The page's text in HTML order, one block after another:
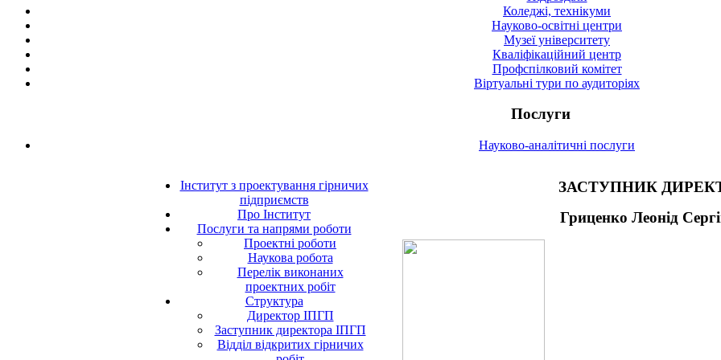
Коледжі, технікуми
Науково-освітні центри
Музеї університету
Кваліфікаційний центр
Профспілковий комітет
Віртуальні тури по аудиторіях
Послуги
Науково-аналітичні послуги
Інститут з проектування гірничих
підприємств
Про Інститут
Послуги та напрями роботи
Проектні роботи
Наукова робота
Перелік виконаних
проектних робіт
Структура
Директор ІПГП
Заступник директора ІПГП
Відділ відкритих гірничих
ЗАСТУПНИК
Гриценко Леонід